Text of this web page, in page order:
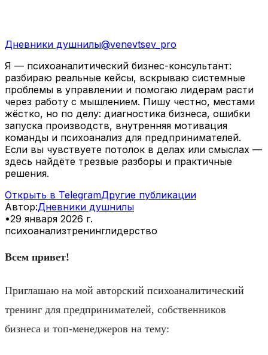
Дневники душнилы@venevtsev_pro
Я — психоаналитический бизнес-консультант:
разбираю реальные кейсы, вскрываю системные
проблемы в управлении и помогаю лидерам расти
через работу с мышлением. Пишу честно, местами
жёстко, но по делу: диагностика бизнеса, ошибки
запуска производств, внутренняя мотивация
команды и психоанализ для предпринимателей.
Если вы чувствуете потолок в делах или смыслах —
здесь найдёте трезвые разборы и практичные
решения.
Открыть в TelegramДругие публикации
Автор:Дневники душнилы
•29 января 2026 г.
психоанализтренинглидерство
Всем привет!
Приглашаю на мой авторский психоаналитический
тренинг для предпринимателей, собственников
бизнеса и топ-менеджеров на тему: